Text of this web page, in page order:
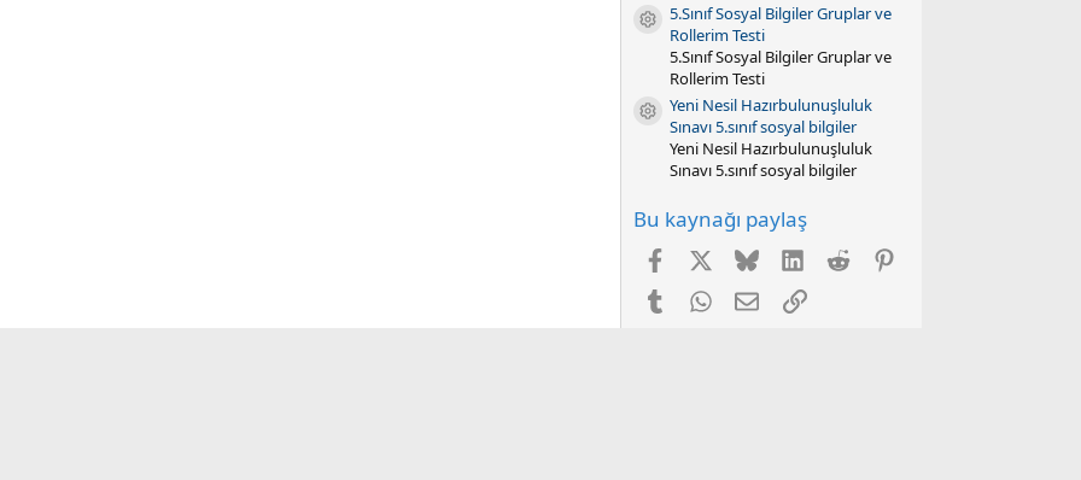
Kaynak ikonu
5.Sınıf Sosyal Bilgiler Gruplar ve
Rollerim Testi
5.Sınıf Sosyal Bilgiler Gruplar ve
Rollerim Testi
Kaynak ikonu
Yeni Nesil Hazırbulunuşluluk
Sınavı 5.sınıf sosyal bilgiler
Yeni Nesil Hazırbulunuşluluk
Sınavı 5.sınıf sosyal bilgiler
Bu kaynağı paylaş
Facebook Bluesky LinkedInReddit
TumblrWhatsApp
E-postaLink